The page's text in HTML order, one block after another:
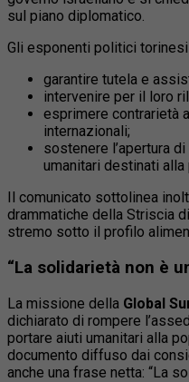
sul piano diplomatico.
Gli esponenti politici
garantire tutela e
intervenire per il loro
esprimere contrarietà
internazionali;
sostenere l’apertura
umanitari destinati
Il comunicato sottolinea
drammatiche della Striscia
stremo sotto il profilo
“La solidarietà non è
La missione della Global
dichiarato di rompere
portare aiuti umanitari alla
documento diffuso dai
anche una frase netta: “La